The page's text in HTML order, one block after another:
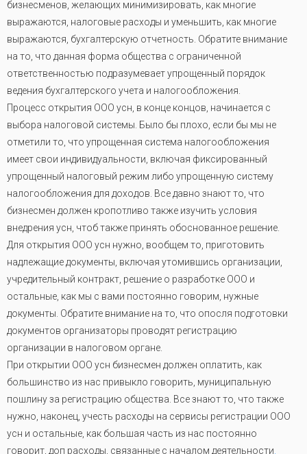
бизнесменов, желающих минимизировать, как многие
выражаются, налоговые расходы и уменьшить, как многие
выражаются, бухгалтерскую отчетность. Обратите внимание
на то, что данная форма общества с ограниченной
ответственностью подразумевает упрощенный порядок
ведения бухгалтерского учета и налогообложения.
Процесс открытия ООО усн, в конце концов, начинается с
выбора налоговой системы. Было бы плохо, если бы мы не
отметили то, что упрощенная система налогообложения
имеет свои индивидуальности, включая фиксированный
упрощенный налоговый режим либо упрощенную систему
налогообложения для доходов. Все давно знают то, что
бизнесмен должен кропотливо также изучить условия
внедрения усн, чтоб также принять обоснованное решение.
Для открытия ООО усн нужно, вообщем то, приготовить
надлежащие документы, включая утомившись организации,
учредительный контракт, решение о разработке ООО и
остальные, как мы с вами постоянно говорим, нужные
документы. Обратите внимание на то, что опосля подготовки
документов организаторы проводят регистрацию
организации в налоговом органе.
При открытии ООО усн бизнесмен должен оплатить, как
большинство из нас привыкло говорить, муниципальную
пошлину за регистрацию общества. Все знают то, что также
нужно, наконец, учесть расходы на сервисы регистрации ООО
усн и остальные, как большая часть из нас постоянно
говорит, доп расходы, связанные с началом деятельности